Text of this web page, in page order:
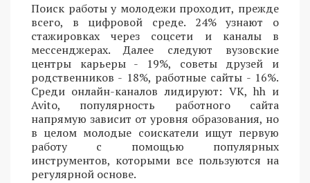
Поиск работы у молодежи проходит, прежде
всего, в цифровой среде. 24% узнают о
стажировках через соцсети и каналы в
мессенджерах. Далее следуют вузовские
центры карьеры - 19%, советы друзей и
родственников - 18%, работные сайты - 16%.
Среди онлайн-каналов лидируют: VK, hh и
Avito, популярность работного сайта
напрямую зависит от уровня образования, но
в целом молодые соискатели ищут первую
работу с помощью популярных
инструментов, которыми все пользуются на
регулярной основе.